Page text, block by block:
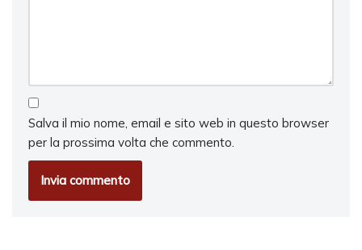
Salva il mio nome, email e sito web in questo browser
per la prossima volta che commento.